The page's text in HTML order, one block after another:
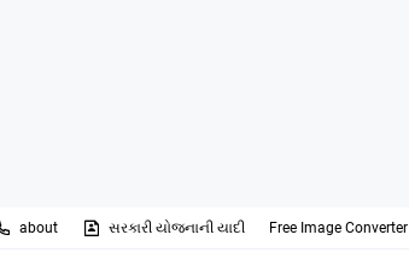
about સરકારી યોજનાની યાદી Free Image Converter